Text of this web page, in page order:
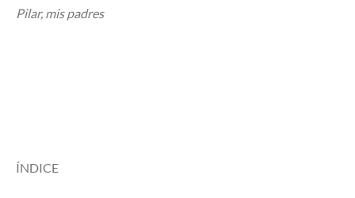
Pilar, mis padres
ÍNDICE